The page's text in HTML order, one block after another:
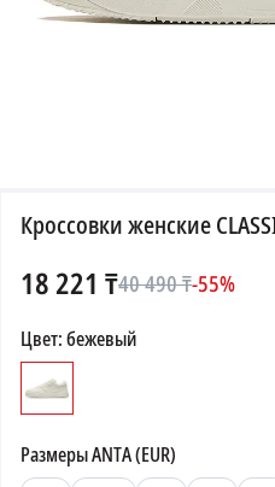
Кроссовки женские
18 221 ₸40 490₸-55%
Цвет:бежевый
РазмерыANTA (EUR)